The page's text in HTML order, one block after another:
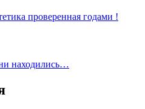
проверенная годами !
находились…